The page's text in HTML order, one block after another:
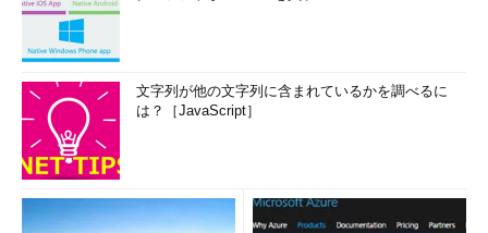
文字列が他の文字列に含まれているかを調べるに
は？［JavaScript］